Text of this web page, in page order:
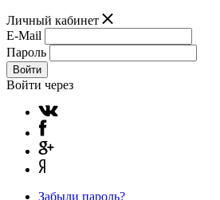
Личный кабинет
E-Mail
Пароль
Войти
Войти через
Забыли пароль?